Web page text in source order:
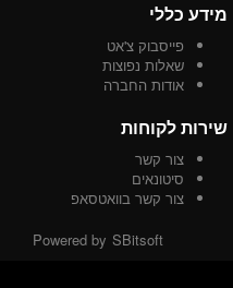
מידע כללי
פייסבוק צ'אט
שאלות נפוצות
אודות החברה
שירות לקוחות
צור קשר
סיטונאים
צור קשר בוואטסאפ
Powered by SBitsoft